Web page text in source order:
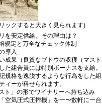
ックすると大きく見られます)
を安定供給。その理由は？
規定と万全なチェック体制
導入
（良質なブドウの収穫（マスト
た組合員には特別ボーナスを支給。
を逸脱するような行為をした組
ィーが科せられます。
ト」の形でワイナリーへ持ち込み
圧式圧搾機」を一〜数軒に一台